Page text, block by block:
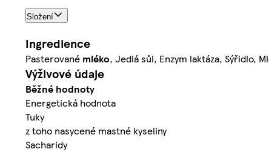
Složení
Ingredience
Pasterované mléko, Jedlá sůl, Enzym laktáza, Sýřidlo,
Výživové údaje
Běžné hodnoty
Energetická hodnota
Tuky
z toho nasycené mastné kyseliny
Sacharidy